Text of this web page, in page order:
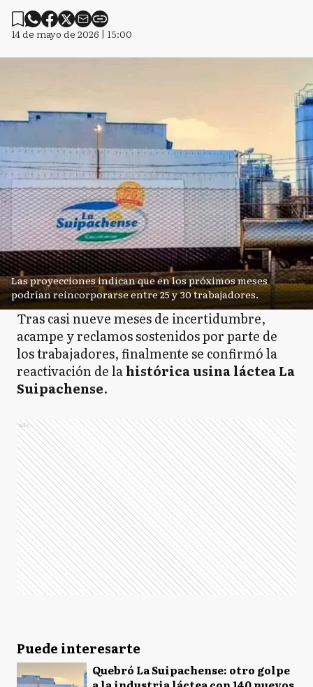
14 de mayo de 2026 | 15:00
Las proyecciones indican que en los próximos meses
podrían reincorporarse entre 25 y 30 trabajadores.
Tras casi nueve meses de incertidumbre,
acampe y reclamos sostenidos por parte de
los trabajadores, finalmente se confirmó la
reactivación de lahistórica usina láctea La
Suipachense.
Ads
Puede interesarte
Quebró La Suipachense: otro golpe